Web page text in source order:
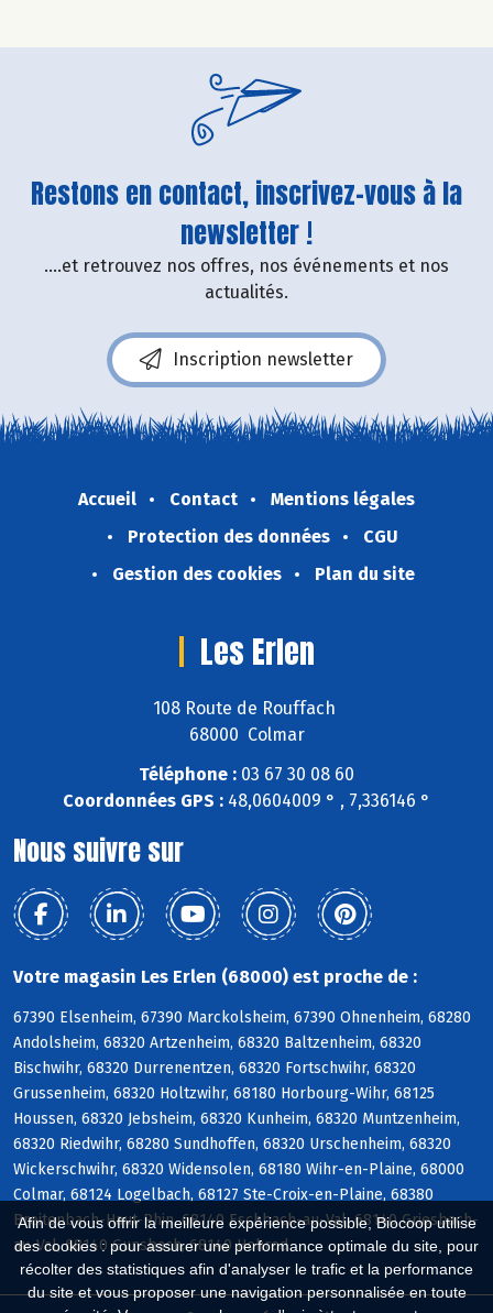
Afin de vous offrir la meilleure expérience possible, Biocoop utilise
des cookies : pour assurer une performance optimale du site, pour
récolter des statistiques afin d'analyser le trafic et la performance
du site et vous proposer une navigation personnalisée en toute
Restons en contact, inscrivez-vous à la
newsletter !
....et retrouvez nos offres, nos événements et nos
actualités.
Inscription newsletter
Accueil Contact
Mentions légales
Protection des données
CGU
Gestion des cookies
Plan du site
Les Erlen
108 Route de Rouffach
68000 Colmar
Téléphone : 03 67 30 08 60
Coordonnées GPS : 48,0604009 ° , 7,336146 °
Nous suivre sur
Votre magasin Les Erlen (68000) est proche de :
67390 Elsenheim, 67390 Marckolsheim, 67390 Ohnenheim, 68280
Andolsheim, 68320 Artzenheim, 68320 Baltzenheim, 68320
Bischwihr, 68320 Durrenentzen, 68320 Fortschwihr, 68320
Grussenheim, 68320 Holtzwihr, 68180 Horbourg-Wihr, 68125
Houssen, 68320 Jebsheim, 68320 Kunheim, 68320 Muntzenheim,
68320 Riedwihr, 68280 Sundhoffen, 68320 Urschenheim, 68320
Wickerschwihr, 68320 Widensolen, 68180 Wihr-en-Plaine, 68000
Colmar, 68124 Logelbach, 68127 Ste-Croix-en-Plaine, 68380
Breitenbach-Haut-Rhin, 68140 Eschbach-au-Val, 68140 Griesbach-
au-Val, 68140 Gunsbach, 68140 Hohrod